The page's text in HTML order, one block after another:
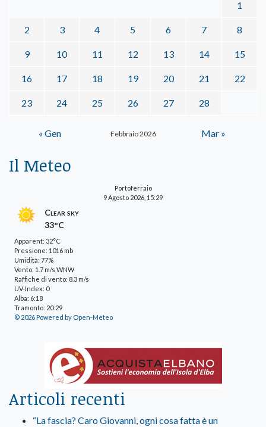
Febbraio 2026
1
2 3 4 5 6 7 8
9 10 11 12 13 14 15
16 17 18 19 20 21 22
23 24 25 26 27 28
« Gen Mar »
Il Meteo
Portoferraio
9 Agosto 2026, 15:29
Clear sky
33°C
Apparent: 32°C
Pressione: 1016 mb
Umidità: 77%
Vento: 1.7 m/s WNW
Raffiche di vento: 8.3 m/s
UV-Index: 0
Alba: 6:18
Tramonto: 20:29
© 2026 Powered by Open-Meteo
Articoli recenti
“La fascia? Caro Giovanni, ogni cosa fatta è un